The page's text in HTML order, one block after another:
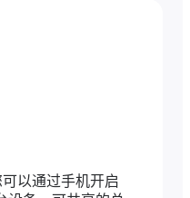
以通过手机开启